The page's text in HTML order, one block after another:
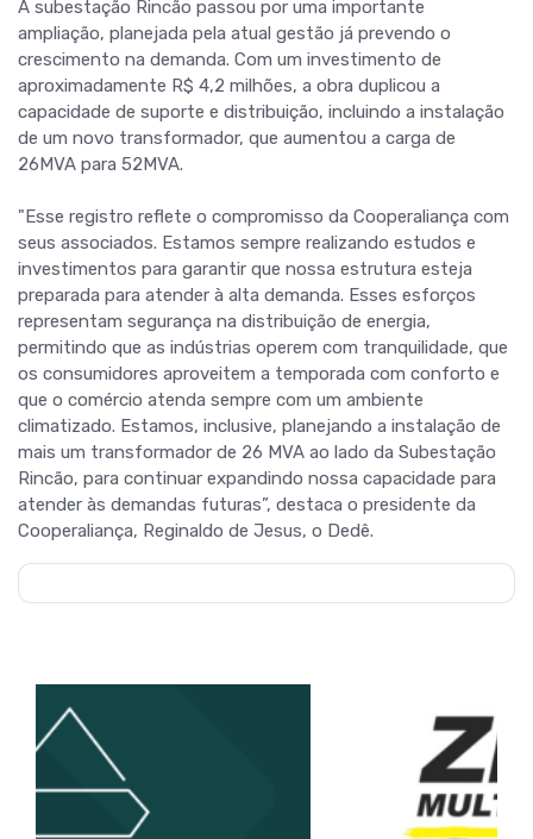
A subestação Rincão passou por uma importante
ampliação, planejada pela atual gestão já prevendo o
crescimento na demanda. Com um investimento de
aproximadamente R$ 4,2 milhões, a obra duplicou a
capacidade de suporte e distribuição, incluindo a instalação
de um novo transformador, que aumentou a carga de
26MVA para 52MVA.
"Esse registro reflete o compromisso da Cooperaliança com
seus associados. Estamos sempre realizando estudos e
investimentos para garantir que nossa estrutura esteja
preparada para atender à alta demanda. Esses esforços
representam segurança na distribuição de energia,
permitindo que as indústrias operem com tranquilidade, que
os consumidores aproveitem a temporada com conforto e
que o comércio atenda sempre com um ambiente
climatizado. Estamos, inclusive, planejando a instalação de
mais um transformador de 26 MVA ao lado da Subestação
Rincão, para continuar expandindo nossa capacidade para
atender às demandas futuras”, destaca o presidente da
Cooperaliança, Reginaldo de Jesus, o Dedê.